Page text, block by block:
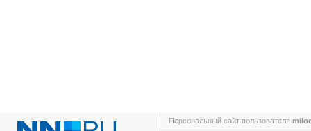
Персональный сайт пользователя